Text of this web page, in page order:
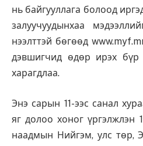
нь байгууллага болоод
залуучуудынхаа
нээлттэй бөгөөд
дэвшигчид өдөр ирэх бүр
харагдлаа.
Энэ сарын 11-ээс санал
яг долоо хоног үргэлжлэн
наадмын Нийгэм, улс төр,